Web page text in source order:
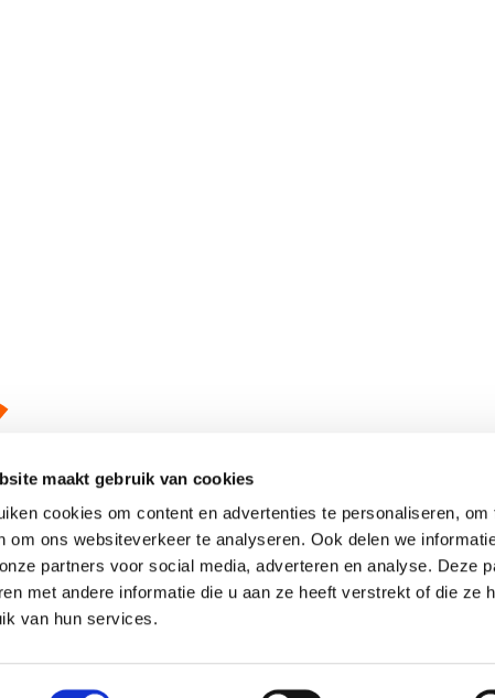
maakt gebruik van cookies
cookies om content en advertenties te personaliseren,
om ons websiteverkeer te analyseren. Ook delen we
partners voor social media, adverteren en analyse. Deze
met andere informatie die u aan ze heeft verstrekt of die ze
van hun services.